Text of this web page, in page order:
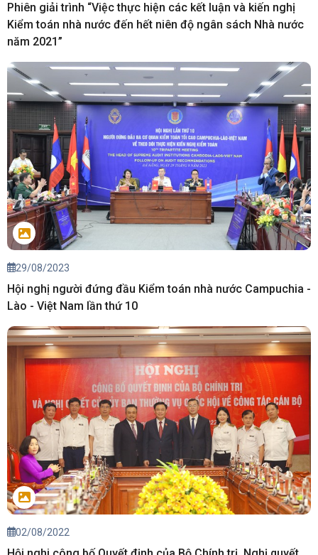
Phiên giải trình “Việc thực hiện các kết luận và kiến nghị
Kiểm toán nhà nước đến hết niên độ ngân sách Nhà nước
năm 2021”
29/08/2023
Hội nghị người đứng đầu Kiểm toán nhà nước Campuchia -
Lào - Việt Nam lần thứ 10
02/08/2022